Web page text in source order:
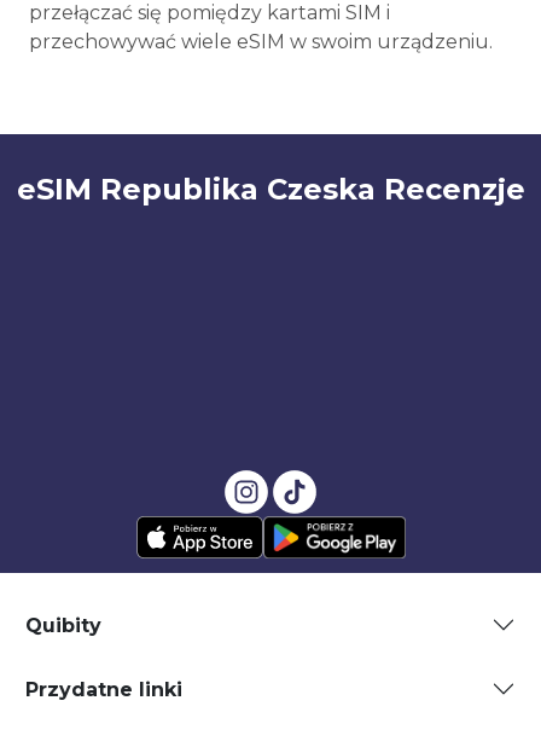
przełączać się pomiędzy kartami SIM i
przechowywać wiele eSIM w swoim urządzeniu.
eSIM Republika Czeska Recenzje
Quibity
Przydatne linki